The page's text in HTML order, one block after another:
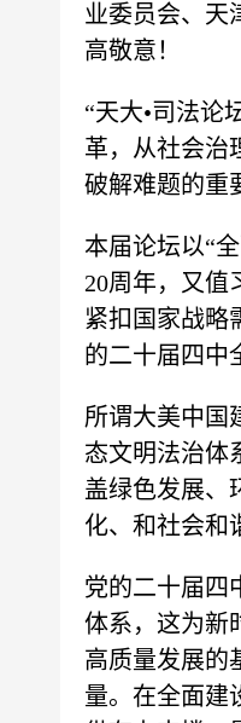
业委员会、天
高敬意！
“天大•司法论
革，从社会治
破解难题的重
本届论坛以“
20周年，又值
紧扣国家战略
的二十届四中
所谓大美中国
态文明法治体
盖绿色发展、
化、和社会和
党的二十届四
体系，这为新
高质量发展的
量。在全面建